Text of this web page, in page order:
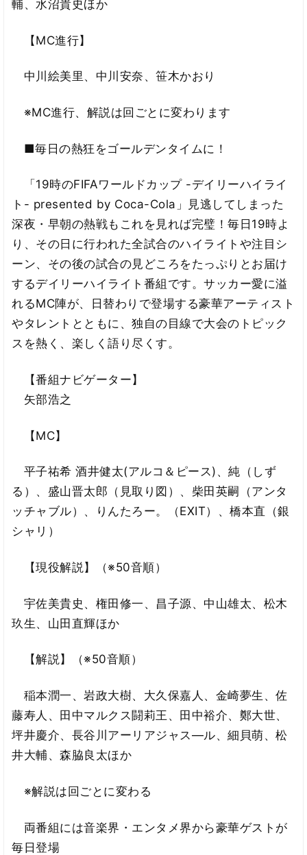
輔、水沼貴史ほか
【MC進行】
中川絵美里、中川安奈、笹木かおり
※MC進行、解説は回ごとに変わります
■毎日の熱狂をゴールデンタイムに！
「19時のFIFAワールドカップ -デイリーハイライ
ト- presented by Coca-Cola」見逃してしまった
深夜・早朝の熱戦もこれを見れば完璧！毎日19時よ
り、その日に行われた全試合のハイライトや注目シ
ーン、その後の試合の見どころをたっぷりとお届け
するデイリーハイライト番組です。サッカー愛に溢
れるMC陣が、日替わりで登場する豪華アーティスト
やタレントとともに、独自の目線で大会のトピック
スを熱く、楽しく語り尽くす。
【番組ナビゲーター】
矢部浩之
【MC】
平子祐希 酒井健太(アルコ＆ピース)、純（しず
る）、盛山晋太郎（見取り図）、柴田英嗣（アンタ
ッチャブル）、りんたろー。（EXIT）、橋本直（銀
シャリ）
【現役解説】（※50音順）
宇佐美貴史、権田修一、昌子源、中山雄太、松木
玖生、山田直輝ほか
【解説】（※50音順）
稲本潤一、岩政大樹、大久保嘉人、金崎夢生、佐
藤寿人、田中マルクス闘莉王、田中裕介、鄭大世、
坪井慶介、長谷川アーリアジャス―ル、細貝萌、松
井大輔、森脇良太ほか
※解説は回ごとに変わる
両番組には音楽界・エンタメ界から豪華ゲストが
毎日登場